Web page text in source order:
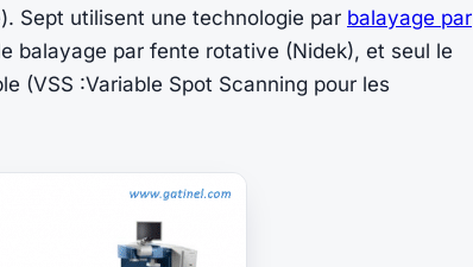
Sept utilisent une technologie par balayage par
balayage par fente rotative (Nidek), et seul le
(VSS :Variable Spot Scanning pour les